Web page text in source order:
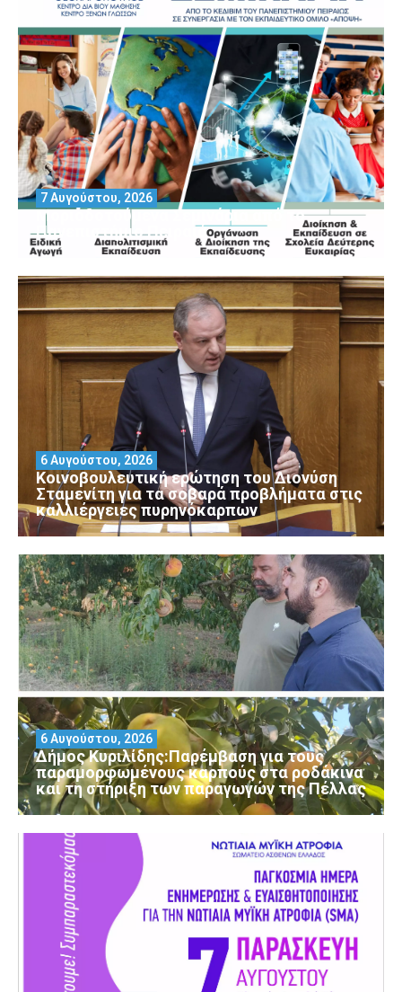
Μοριοδοτούμενα Σεμινάρια από το
Πανεπιστήμιο Πειραιά
7 Αυγούστου, 2026
Κοινοβουλευτική ερώτηση του Διονύση
Σταμενίτη για τα σοβαρά προβλήματα στις
καλλιέργειες πυρηνόκαρπων
6 Αυγούστου, 2026
Δήμος Κυριλίδης:Παρέμβαση για τους
παραμορφωμένους καρπούς στα ροδάκινα
και τη στήριξη των παραγωγών της Πέλλας
6 Αυγούστου, 2026